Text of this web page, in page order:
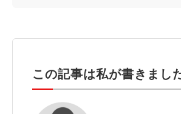
この記事は私が書きまし